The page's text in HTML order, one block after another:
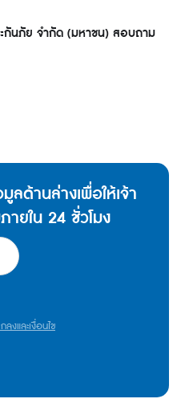
กันภัย จำกัด (มหาชน) สอบถาม
ด้านล่างเพื่อให้เจ้า
ยใน 24 ชั่วโมง
งและเงื่อนไข